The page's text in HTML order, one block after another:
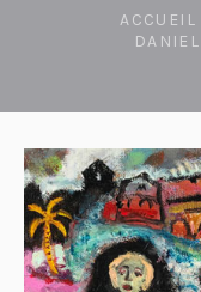
ACCUEIL
DANIEL